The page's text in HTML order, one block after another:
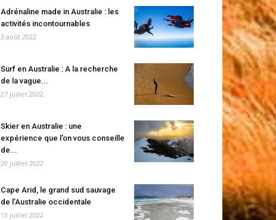
Adrénaline made in Australie : les
activités incontournables
3 août 2022
Surf en Australie : A la recherche
de la vague...
27 juillet 2022
Skier en Australie : une
expérience que l’on vous conseille
de...
20 juillet 2022
Cape Arid, le grand sud sauvage
de l’Australie occidentale
13 juillet 2022